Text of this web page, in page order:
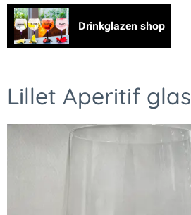
Drinkglazen shop
Lillet Aperitif glas